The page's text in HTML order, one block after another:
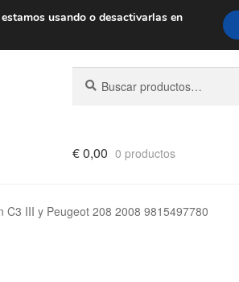
de 9 a. m. a 4 p. m.900 933 246
por:
€0,00 0 productos
III y Peugeot 208 2008 9815497780
usando o desactivarlas en